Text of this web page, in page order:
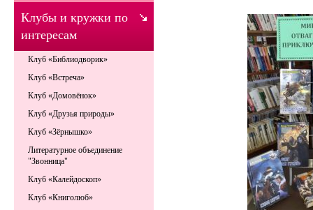
Клубы и кружки по
интересам
Клуб «Библиодворик»
Клуб «Встреча»
Клуб «Домовёнок»
Клуб «Друзья природы»
Клуб «Зёрнышко»
Литературное объединение
"Звонница"
Клуб «Калейдоскоп»
Клуб «Книголюб»